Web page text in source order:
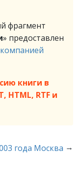
фрагмент
» предоставлен
компанией
книги в
HTML, RTF и
года Москва →